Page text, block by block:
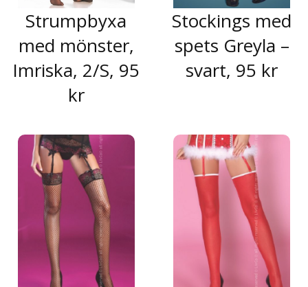
Strumpbyxa
med mönster,
Imriska, 2/S, 95
kr
Stockings med
spets Greyla –
svart, 95 kr